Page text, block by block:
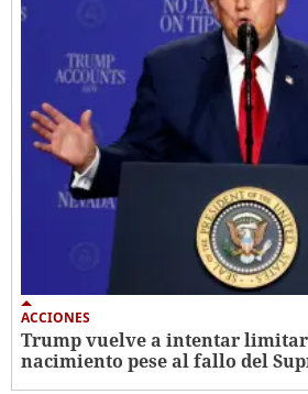
ACCIONES
Trump vuelve a intentar
nacimiento pese al fallo del